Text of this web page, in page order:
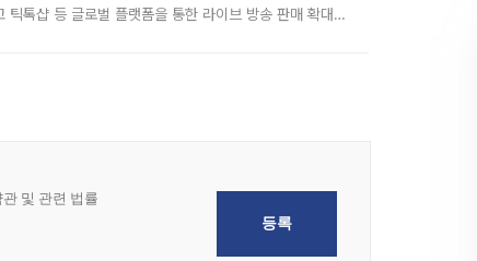
톡샵 등 글로벌 플랫폼을 통한 라이브 방송 판매 확대에